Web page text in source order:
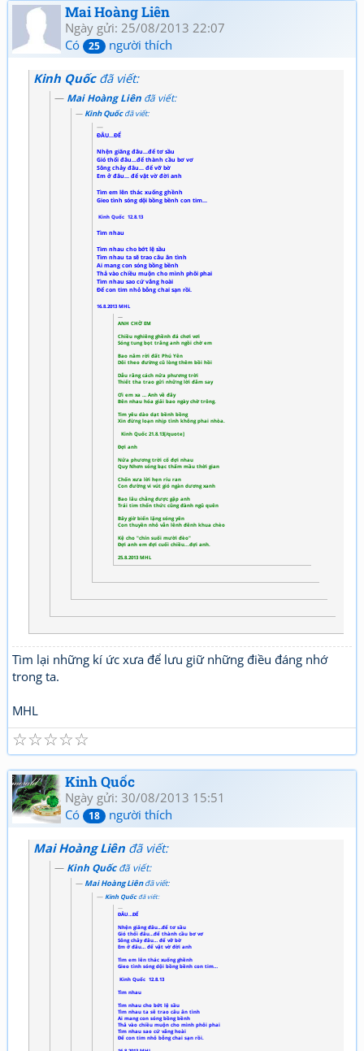
Mai Hoàng Liên
Ngày gửi: 25/08/2013 22:07
Có
25 người thích
Kinh Quốcđã viết:
Mai Hoàng Liên đã viết:
Kinh Quốcđã viết:
ĐÂU…ĐỂ
Nhện giăng đâu…để tơ sầu
Gió thổi đâu…để thành cầu bơ vơ
Sông chảy đâu… để vỡ bờ
Em ở đâu… để vật vờ đời anh
Tìm em lên thác xuống ghềnh
Gieo tình sóng dội bồng bềnh con tim…
Kinh Quốc 12.8.13
Tìm nhau
Tìm nhau cho bớt lệ sầu
Tìm nhau ta sẽ trao câu ân tình
Ai mang con sóng bồng bềnh
Thả vào chiều muộn cho mình phôi phai
Tìm nhau sao cứ vắng hoài
Để con tim nhỏ bỗng chai sạn rồi.
16.8.2013 MHL
ANH CHỜ EM
Chiều nghiêng ghềnh đá chơi vơi
Sóng tung bọt trắng anh ngồi chờ em
Bao năm rời đất Phú Yên
Dõi theo đường cũ lòng thêm bồi hồi
Dẫu rằng cách nửa phương trời
Thiết tha trao gửi những lời đắm say
Ơi em xa … Anh về đây
Bên nhau hóa giải bao ngày chờ trông.
Tim yêu dào dạt bềnh bồng
Xin đừng loạn nhịp tình không phai nhòa.
Kinh Quốc 21.8.13[/quote]
Đợi anh
Nửa phương trời cố đợi nhau
Quy Nhơn sóng bạc thấm mầu thời gian
Chốn xưa lời hẹn ríu ran
Con đường vi vút gió ngàn dương xanh
Bao lâu chẳng được gặp anh
Trái tim thổn thức cũng đành ngủ quên
Bây giờ biển lặng sóng yên
Con thuyền nhỏ vẫn lênh đênh khua chèo
Kệ cho "chín suối mười đèo"
Đợi anh em đợi cuối chiều...đợi anh.
25.8.2013 MHL
Tìm lại những kí ức xưa để lưu giữ những điều đáng nhớ
trong ta.
MHL
☆
☆
☆
☆
☆
Kinh Quốc
Ngày gửi: 30/08/2013 15:51
Có
18 người thích
Mai Hoàng Liên đã viết:
Kinh Quốcđã viết:
Mai Hoàng Liênđã viết:
Kinh Quốcđã viết:
ĐÂU…ĐỂ
Nhện giăng đâu…để tơ sầu
Gió thổi đâu…để thành cầu bơ vơ
Sông chảy đâu… để vỡ bờ
Em ở đâu… để vật vờ đời anh
Tìm em lên thác xuống ghềnh
Gieo tình sóng dội bồng bềnh con tim…
Kinh Quốc 12.8.13
Tìm nhau
Tìm nhau cho bớt lệ sầu
Tìm nhau ta sẽ trao câu ân tình
Ai mang con sóng bồng bềnh
Thả vào chiều muộn cho mình phôi phai
Tìm nhau sao cứ vắng hoài
Để con tim nhỏ bỗng chai sạn rồi.